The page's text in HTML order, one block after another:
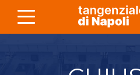
Skip to Main Content